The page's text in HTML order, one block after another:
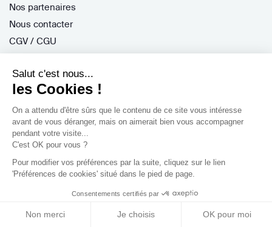
Salut c'est nous...
les Cookies !
On a attendu d'être sûrs que le contenu de ce site vous intéresse
avant de vous déranger, mais on aimerait bien vous accompagner
pendant votre visite...
C'est OK pour vous ?
Pour modifier vos préférences par la suite, cliquez sur le lien
'Préférences de cookies' situé dans le pied de page.
Consentements certifiés par
Non merci Je choisis OK pour moi
Nos partenaires
Nous contacter
CGV / CGU
Gestion des cookies
Porteurs de projet
Comment ça marche ?
Questions fréquentes
Mission de conseil
Contractant Général
S'inscrire